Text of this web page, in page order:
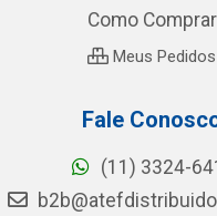
Como Comprar
Meus Pedidos
Fale
(11) 3324-